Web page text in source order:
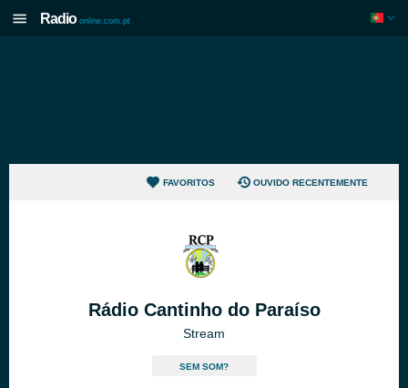
Radio online.com.pt
FAVORITOS OUVIDO RECENTEMENTE
Rádio Cantinho do Paraíso
Stream
SEM SOM?